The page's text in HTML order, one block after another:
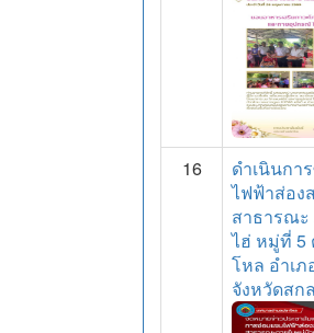
16
ดำเนินกา
ไฟฟ้าส่อง
สาธารณะ
ไฮ่ หมู่ที่ 5
โหล อำเ
จังหวัดสก